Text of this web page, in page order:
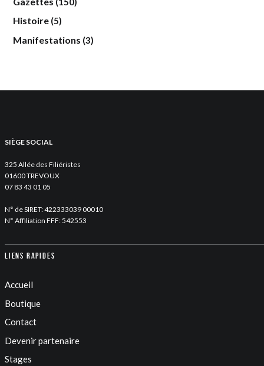
Histoire (5)
Manifestations (3)
SIÈGE SOCIAL
325 Allée des Filiéristes
01600 TREVOUX
07 83 43 01 05
N° de SIRET: 422333039 00010
N° Affiliation FFF: 542553
Liens rapides
Accueil
Boutique
Contact
Devenir partenaire
Stages